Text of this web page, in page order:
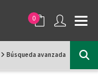
0
Búsqueda avanzada